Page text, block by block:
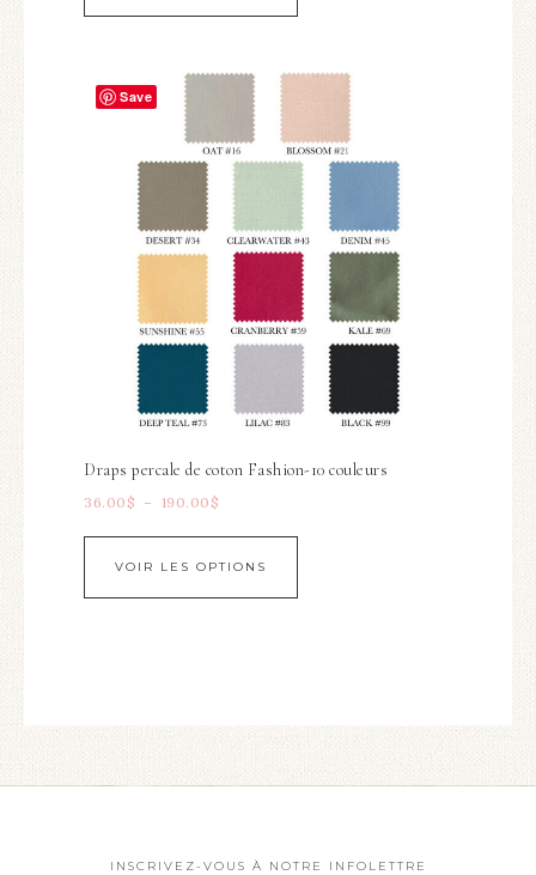
Save
Draps percale de coton Fashion-10 couleurs
36.00 $ – 190.00 $
VOIR LES OPTIONS
INSCRIVEZ-VOUS À NOTRE INFOLETTRE